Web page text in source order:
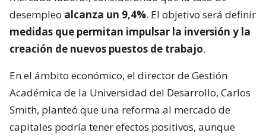
desempleo alcanza un 9,4%. El objetivo será definir
medidas que permitan impulsar la inversión y la
creación de nuevos puestos de trabajo.
En el ámbito económico, el director de Gestión
Académica de la Universidad del Desarrollo, Carlos
Smith, planteó que una reforma al mercado de
capitales podría tener efectos positivos, aunque